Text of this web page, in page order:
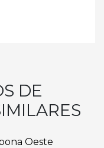
DE
Oeste